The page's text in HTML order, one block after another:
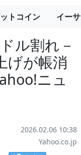
トコイン イー
ル割れ－
げが帳消
ニュ
2026.02.06 10:38
Yahoo.co.jp